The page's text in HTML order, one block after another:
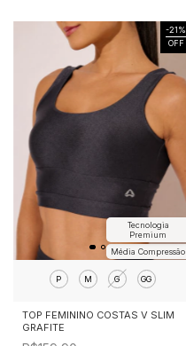
-21 %
OFF
Média Compressão
Tecnologia
Premium
P M G GG
TOP FEMININO COSTAS V SLIM
GRAFITE